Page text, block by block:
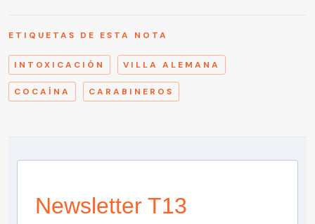
ETIQUETAS DE ESTA NOTA
INTOXICACIÓN VILLA ALEMANA
COCAÍNA CARABINEROS
Newsletter T13